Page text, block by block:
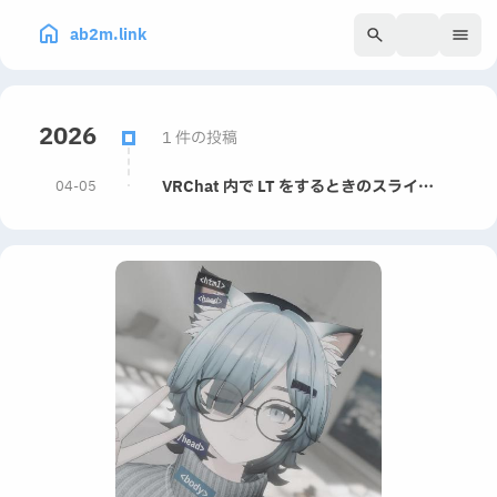
ab2m.link
2026 1 件の投稿
04-05 VRChat 内で LT をするときのスライド動画生成を自動化する